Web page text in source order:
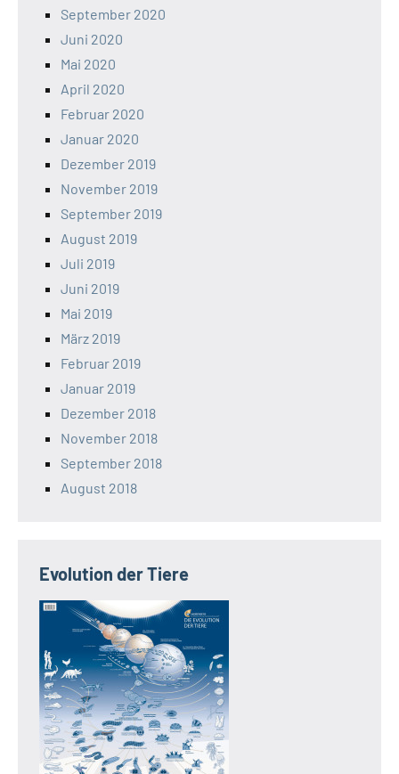
September 2020
Juni 2020
Mai 2020
April 2020
Februar 2020
Januar 2020
Dezember 2019
November 2019
September 2019
August 2019
Juli 2019
Juni 2019
Mai 2019
März 2019
Februar 2019
Januar 2019
Dezember 2018
November 2018
September 2018
August 2018
Evolution der Tiere